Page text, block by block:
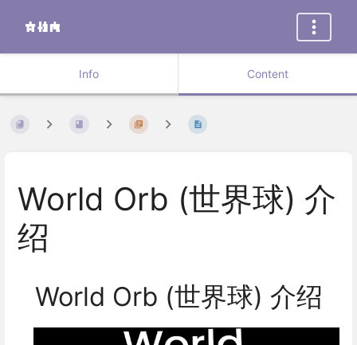
Info Content
World Orb (世界球) 介
绍
World Orb (世界球) 介绍